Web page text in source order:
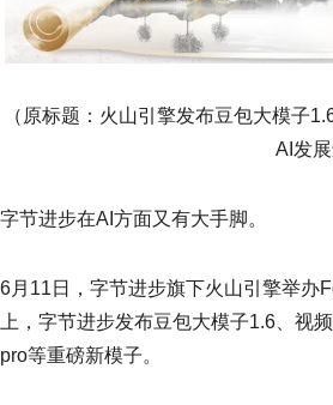
（原标题：火山引擎发布豆包大模子
AI发
字节进步在AI方面又有大手脚。
6月11日，字节进步旗下火山引擎举办
上，字节进步发布豆包大模子1.6、视
pro等重磅新模子。